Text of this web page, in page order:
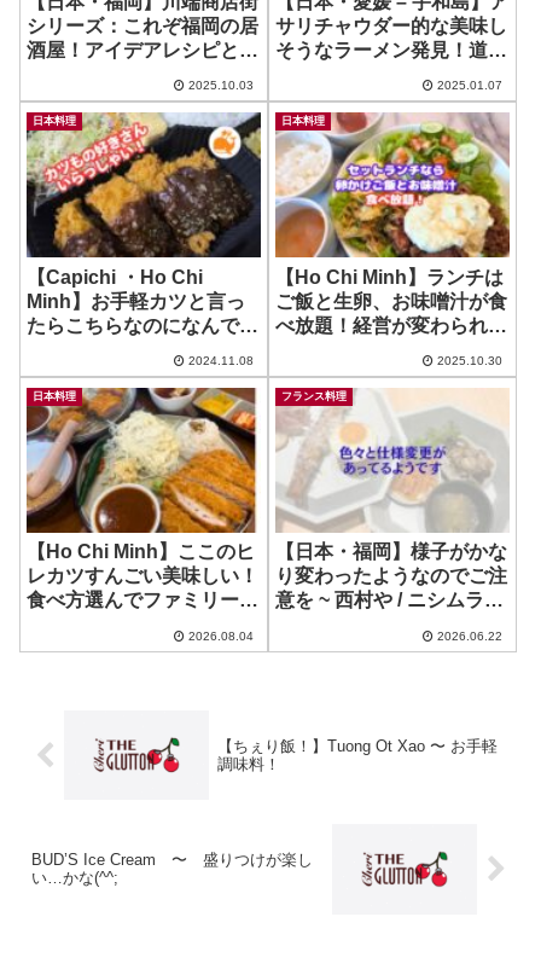
シリーズ：これぞ福岡の居
酒屋！アイデアレシピとス
魅力！ ~ ニカイノ魚
2025.10.03
サリチャウダー的な美味し
そうなラーメン発見！道の
もすぐ近く！ ~ ストライク
軒
2025.01.07
日本料理
【Capichi ・Ho Chi
Minh】お手軽カツと言っ
たらこちらなのになんで記
てご紹介！ ~ Katsu
2024.11.08
日本料理
【Ho Chi Minh】ランチは
ご飯と生卵、お味噌汁が食
べ放題！経営が変わられた
Restaurant 桜々-Saku
Saku-
2025.10.30
日本料理
【Ho Chi Minh】ここのヒ
レカツすんごい美味しい！
食べ方選んでファミリー
Rreestaurant
2026.08.04
フランス料理
【日本・福岡】様子がかな
り変わったようなのでご注
意を ~ 西村や / ニシムラ麺
2026.06.22
【ちぇり飯！】Tuong Ot Xao 〜 お手軽
調味料！
BUD’S Ice Cream 〜 盛りつけが楽し
い…かな(^^;